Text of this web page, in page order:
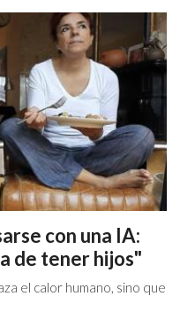
con una IA:
de tener hijos"
el calor humano, sino que